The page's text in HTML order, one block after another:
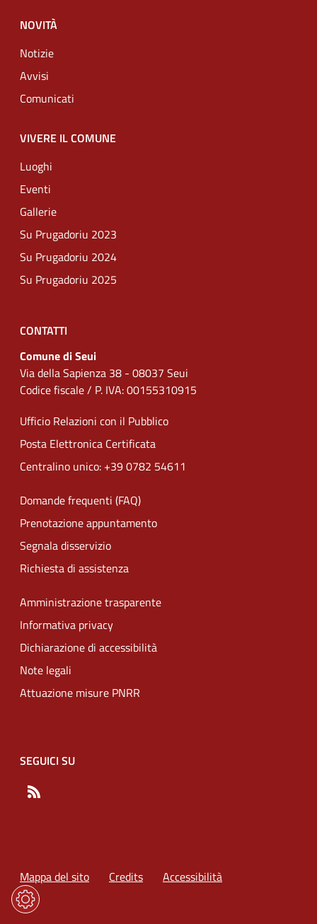
NOVITÀ
Notizie
Avvisi
Comunicati
VIVERE IL COMUNE
Luoghi
Eventi
Gallerie
Su Prugadoriu 2023
Su Prugadoriu 2024
Su Prugadoriu 2025
CONTATTI
Comune di Seui
Via della Sapienza 38 - 08037 Seui
Codice fiscale / P. IVA: 00155310915
Ufficio Relazioni con il Pubblico
Posta Elettronica Certificata
Centralino unico: +39 0782 54611
Domande frequenti (FAQ)
Prenotazione appuntamento
Segnala disservizio
Richiesta di assistenza
Amministrazione trasparente
Informativa privacy
Dichiarazione di accessibilità
Note legali
Attuazione misure PNRR
SEGUICI SU
Mappa del sito Credits Accessibilità